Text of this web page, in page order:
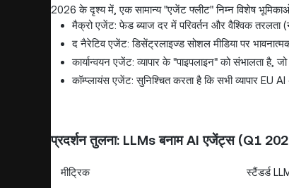
2026 के दृश्य में, एक सामान्य "एजेंट फ्लीट" निम्न विशेष
मैक्रो एजेंट: फेड ब्याज दर में परिवर्तन और वैश्विक तरलता
द नैरेटिव एजेंट: डिसेंट्रलाइज्ड सोशल मीडिया पर
कार्यान्वयन एजेंट: व्यापार के "पाइपलाइन" को संभालता
कॉम्प्लायंस एजेंट: सुनिश्चित करता है कि सभी व्यापार
प्रदर्शन तुलना: LLMs बनाम AI एजेंट्स (Q1
मीट्रिक स्टैंडर्ड